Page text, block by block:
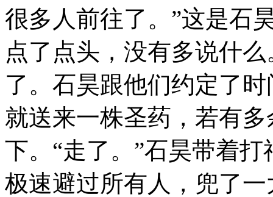
很多人前往了。”这是石
点了点头，没有多说什
了。石昊跟他们约定了
就送来一株圣药，若有
下。“走了。”石昊带着
极速避过所有人，兜了